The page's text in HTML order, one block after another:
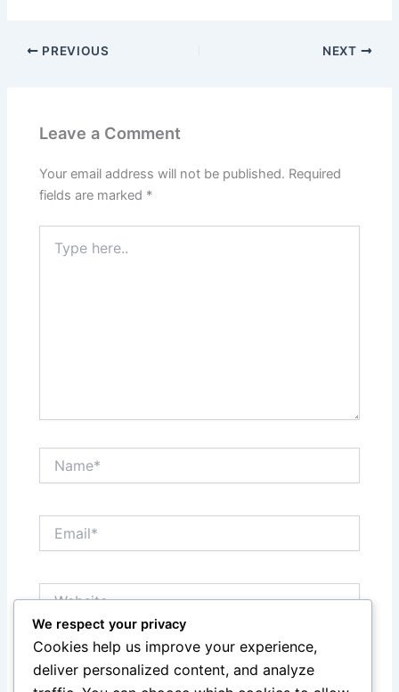
PREVIOUS NEXT
Leave a Comment
Your email address will not be published. Required
fields are marked *
here..
Save my name, email, and website in this browser
for the next time I comment.
We respect your privacy
Cookies help us improve your experience,
deliver personalized content, and analyze